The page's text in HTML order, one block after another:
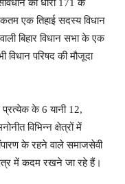
की धारा 171 के
एक तिहाई सदस्य विधान
बिहार विधान सभा के एक
विधान परिषद की मौजूदा
प्रत्येक के 6 यानी 12,
विभिन्न क्षेत्रों में
के रहने वाले समाजसेवी
में कदम रखने जा रहे हैं।